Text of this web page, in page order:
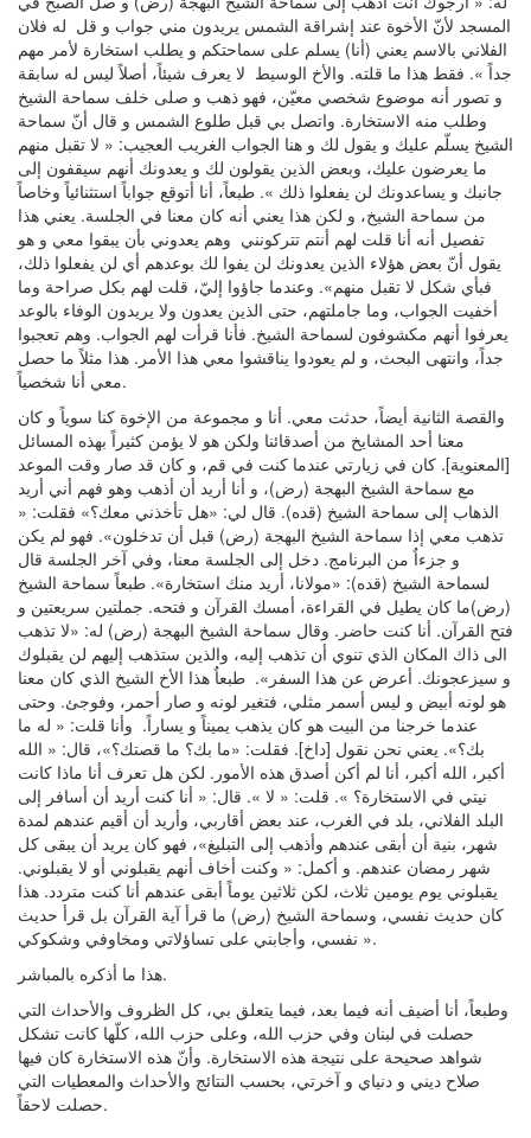
المسجد لأنّ الأخوة عند إشراقة الشمس يريدون مني جواب و قل له فلان
الفلاني بالاسم يعني (أنا) يسلم على سماحتكم و يطلب استخارة لأمر مهم
جداً ». فقط هذا ما قلته. والأخ الوسيط لا يعرف شيئاً، أصلاً ليس له سابقة
و تصور أنه موضوع شخصي معيّن، فهو ذهب و صلى خلف سماحة الشيخ
وطلب منه الاستخارة. واتصل بي قبل طلوع الشمس و قال أنّ سماحة
الشيخ يسلّم عليك و يقول لك و هنا الجواب الغريب العجيب: « لا تقبل منهم
ما يعرضون عليك، وبعض الذين يقولون لك و يعدونك أنهم سيقفون إلى
جانبك و يساعدونك لن يفعلوا ذلك ». طبعاً، أنا أتوقع جواباً استثنائياً وخاصاً
من سماحة الشيخ، و لكن هذا يعني أنه كان معنا في الجلسة. يعني هذا
تفصيل أنه أنا قلت لهم أنتم تتركونني وهم يعدوني بأن يبقوا معي و هو
يقول أنّ بعض هؤلاء الذين يعدونك لن يفوا لك بوعدهم أي لن يفعلوا ذلك،
فبأي شكل لا تقبل منهم». وعندما جاؤوا إليّ، قلت لهم بكل صراحة وما
أخفيت الجواب، وما جاملتهم، حتى الذين يعدون ولا يريدون الوفاء بالوعد
يعرفوا أنهم مكشوفون لسماحة الشيخ. فأنا قرأت لهم الجواب. وهم تعجبوا
جداً، وانتهى البحث، و لم يعودوا يناقشوا معي هذا الأمر. هذا مثلاً ما حصل
معي أنا شخصياً.
والقصة الثانية أيضاً، حدثت معي. أنا و مجموعة من الإخوة كنا سوياً و كان
معنا أحد المشايخ من أصدقائنا ولكن هو لا يؤمن كثيراً بهذه المسائل
[المعنوية]. كان في زيارتي عندما كنت في قم، و كان قد صار وقت الموعد
مع سماحة الشيخ البهجة (رض)، و أنا أريد أن أذهب وهو فهم أني أريد
الذهاب إلى سماحة الشيخ (قده). قال لي: «هل تأخذني معك؟» فقلت: «
تذهب معي إذا سماحة الشيخ البهجة (رض) قبل أن تدخلون». فهو لم يكن
و جزءاٌ من البرنامج. دخل إلى الجلسة معنا، وفي آخر الجلسة قال
لسماحة الشيخ (قده): «مولانا، أريد منك استخارة». طبعاً سماحة الشيخ
(رض)ما كان يطيل في القراءة، أمسك القرآن و فتحه. جملتين سريعتين و
فتح القرآن. أنا كنت حاضر. وقال سماحة الشيخ البهجة (رض) له: «لا تذهب
الى ذاك المكان الذي تنوي أن تذهب إليه، والذين ستذهب إليهم لن يقبلوك
و سيزعجونك. أعرض عن هذا السفر». طبعاٌ هذا الأخ الشيخ الذي كان معنا
هو لونه أبيض و ليس أسمر مثلي، فتغير لونه و صار أحمر، وفوجئ. وحتى
عندما خرجنا من البيت هو كان يذهب يميناً و يساراً. وأنا قلت: « له ما
بك؟». يعني نحن نقول [داخ]. فقلت: «ما بك؟ ما قصتك؟»، قال: « الله
أكبر، الله أكبر، أنا لم أكن أصدق هذه الأمور. لكن هل تعرف أنا ماذا كانت
نيتي في الاستخارة؟ ». قلت: « لا ». قال: « أنا كنت أريد أن أسافر إلى
البلد الفلاني، بلد في الغرب، عند بعض أقاربي، وأريد أن أقيم عندهم لمدة
شهر، بنية أن أبقى عندهم وأذهب إلى التبليغ»، فهو كان يريد أن يبقى كل
شهر رمضان عندهم. و أكمل: « وكنت أخاف أنهم يقبلوني أو لا يقبلوني.
يقبلوني يوم يومين ثلاث، لكن ثلاثين يوماً أبقى عندهم أنا كنت متردد. هذا
كان حديث نفسي، وسماحة الشيخ (رض) ما قرأ آية القرآن بل قرأ حديث
نفسي، وأجابني على تساؤلاتي ومخاوفي وشكوكي ».
هذا ما أذكره بالمباشر.
وطبعاً، أنا أضيف أنه فيما بعد، فيما يتعلق بي، كل الظروف والأحداث التي
حصلت في لبنان وفي حزب الله، وعلى حزب الله، كلّها كانت تشكل
شواهد صحيحة على نتيجة هذه الاستخارة. وأنّ هذه الاستخارة كان فيها
صلاح ديني و دنياي و آخرتي، بحسب النتائج والأحداث والمعطيات التي
حصلت لاحقاً.